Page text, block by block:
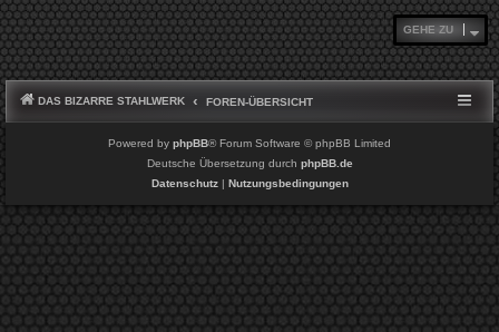
GEHE ZU
DAS BIZARRE STAHLWERK FOREN-ÜBERSICHT
Powered by phpBB® Forum Software © phpBB Limited
Deutsche Übersetzung durch phpBB.de
Datenschutz| Nutzungsbedingungen